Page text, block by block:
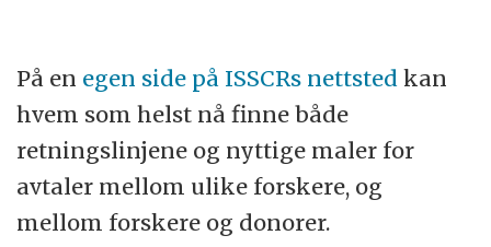
På en egen side på ISSCRs nettsted kan
hvem som helst nå finne både
retningslinjene og nyttige maler for
avtaler mellom ulike forskere, og
mellom forskere og donorer.